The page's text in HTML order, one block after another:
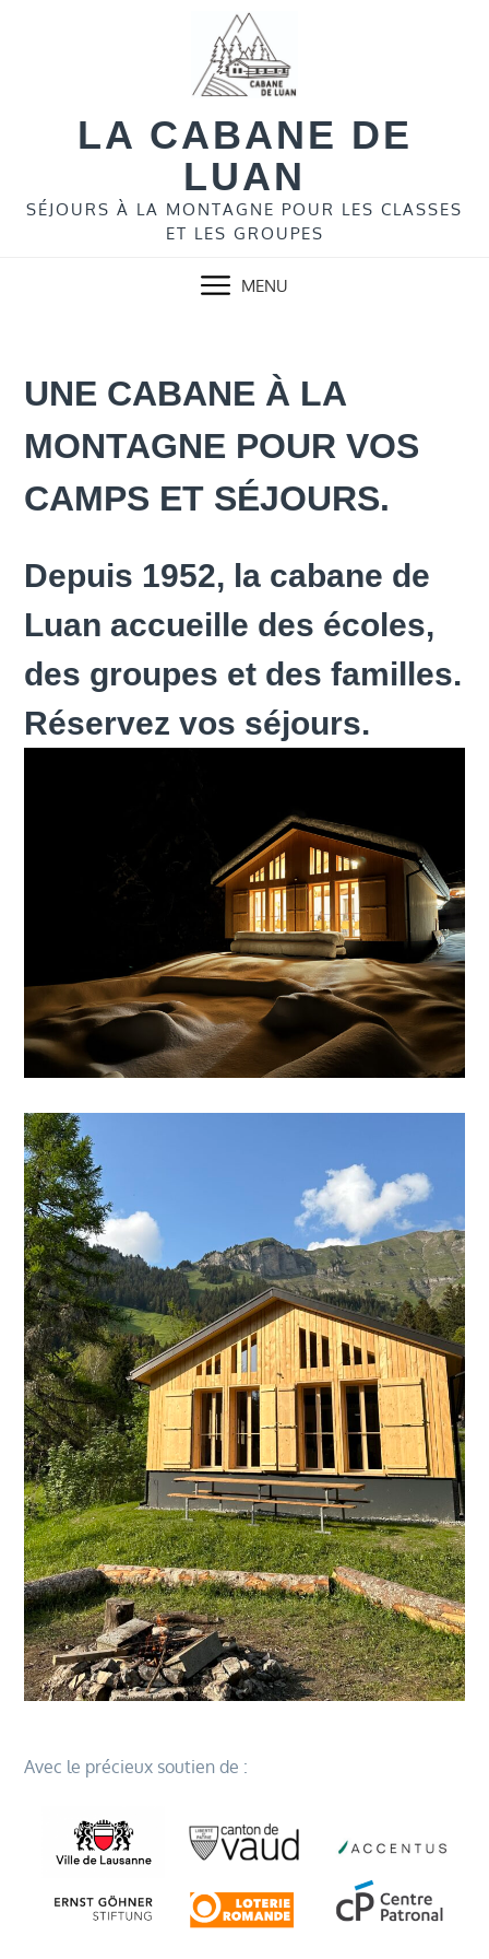
LA CABANE DE
LUAN
SÉJOURS À LA MONTAGNE POUR LES CLASSES
ET LES GROUPES
MENU
UNE CABANE À LA
MONTAGNE POUR VOS
CAMPS ET SÉJOURS.
Depuis 1952, la cabane de
Luan accueille des écoles,
des groupes et des familles.
Réservez vos séjours.
Avec le précieux soutien de :